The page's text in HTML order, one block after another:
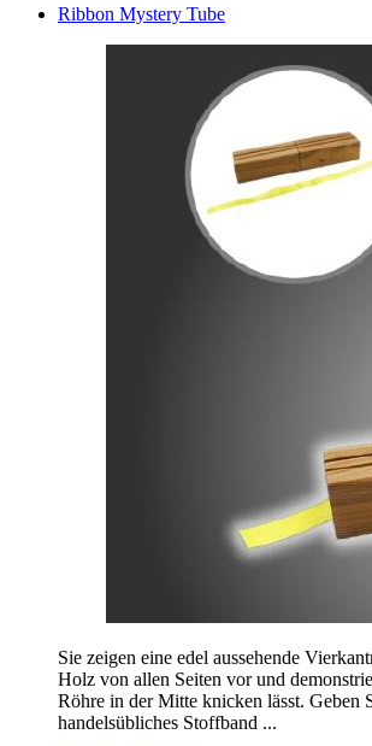
Ribbon Mystery Tube
Sie zeigen eine edel aussehende
Holz von allen Seiten vor und
Röhre in der Mitte knicken lässt. Geben
handelsübliches Stoffband ...